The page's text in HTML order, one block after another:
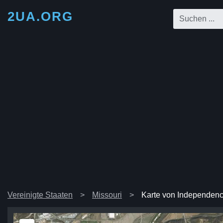
2UA.ORG
Vereinigte Staaten Missouri Karte von